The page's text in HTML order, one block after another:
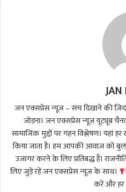
JAN
जन एक्सप्रेस न्यूज़ – सच दिखाने की ज़िद
जोड़ना। जन एक्सप्रेस न्यूज़ यूट्यूब
सामाजिक मुद्दों पर गहन विश्लेषण। यहां
किया जाता है। हम आपकी आवाज़ को
उजागर करने के लिए प्रतिबद्ध हैं।
लिए जुड़े रहें जन एक्सप्रेस न्यूज़ के साथ।
करें और हर